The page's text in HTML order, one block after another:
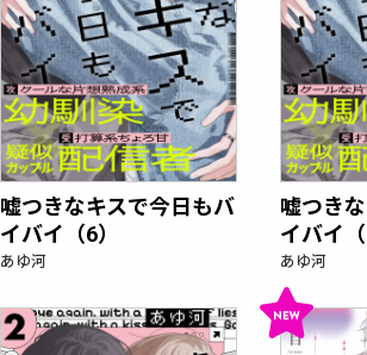
嘘つきなキスで今日もバ
イバイ（6）
あゆ河
嘘つき
イバイ（
あゆ河